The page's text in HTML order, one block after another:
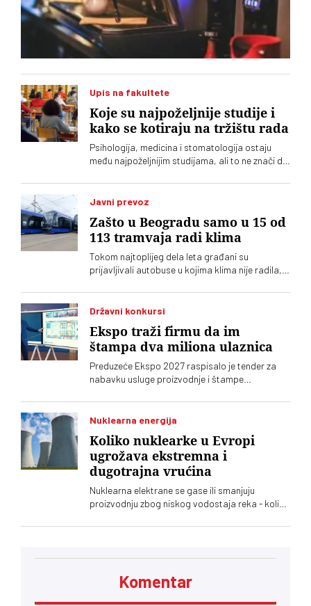
Upis na fakultete
Koje su najpoželjnije studije i
kako se kotiraju na tržištu rada
Psihologija, medicina i stomatologija ostaju
među najpoželjnijim studijama, ali to ne znači da
oglasa za posao pokazuje da su potrebe
poslodavaca često drugačije od izbora koje
Javni prevoz
Zašto u Beogradu samo u 15 od
113 tramvaja radi klima
Tokom najtoplijeg dela leta građani su
prijavljivali autobuse u kojima klima nije radila,
nakon ulaska kontrole. Ispostavilo se da ni u
mnogim tramvajima ne radi klima
Državni konkursi
Ekspo traži firmu da im
štampa dva miliona ulaznica
Preduzeće Ekspo 2027 raspisalo je tender za
nabavku usluge proizvodnje i štampe
izložbu koja će biti održana u Beogradu.
Predmet nabavke je štampa ukupno do dva
bezbednosnih elemenata
Nuklearna energija
Koliko nuklearke u Evropi
ugrožava ekstremna i
dugotrajna vrućina
Nuklearna elektrane se gase ili smanjuju
proizvodnju zbog niskog vodostaja reka - koliki
Komentar